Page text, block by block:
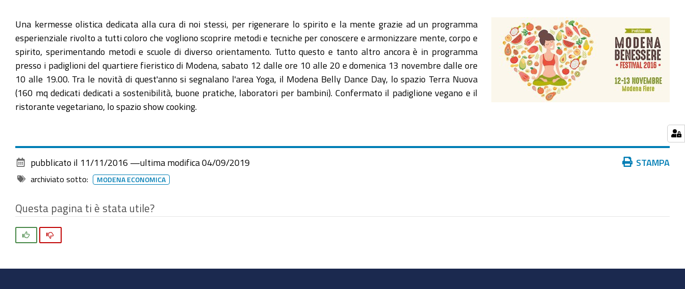
Una kermesse olistica dedicata alla cura di noi stessi, per rigenerare lo spirito e la mente grazie ad un programma
esperienziale rivolto a tutti coloro che vogliono scoprire metodi e tecniche per conoscere e armonizzare mente, corpo e
spirito, sperimentando metodi e scuole di diverso orientamento. Tutto questo e tanto altro ancora è in programma
presso i padiglioni del quartiere fieristico di Modena, sabato 12 dalle ore 10 alle 20 e domenica 13 novembre dalle ore
10 alle 19.00. Tra le novità di quest'anno si segnalano l'area Yoga, il Modena Belly Dance Day, lo spazio Terra Nuova
(160 mq dedicati dedicati a sostenibilità, buone pratiche, laboratori per bambini). Confermato il padiglione vegano e il
ristorante vegetariano, lo spazio show cooking.
Azioni STAMPA
pubblicato il 11/11/2016 —ultima modifica 04/09/2019
archiviato sotto: MODENA ECONOMICA
Questa pagina ti è stata utile?